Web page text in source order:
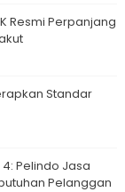
Resmi Perpanjang
Standar
Pelindo Jasa
Pelanggan